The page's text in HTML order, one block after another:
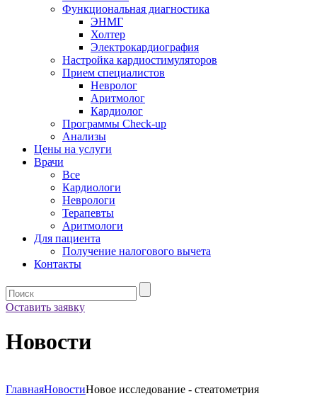
Функциональная диагностика
ЭНМГ
Холтер
Электрокардиография
Настройка кардиостимуляторов
Прием специалистов
Невролог
Аритмолог
Кардиолог
Программы Check-up
Анализы
Цены на услуги
Врачи
Все
Кардиологи
Неврологи
Терапевты
Аритмологи
Для пациента
Получение налогового вычета
Контакты
Оставить заявку
Новости
ГлавнаяНовостиНовое исследование - стеатометрия